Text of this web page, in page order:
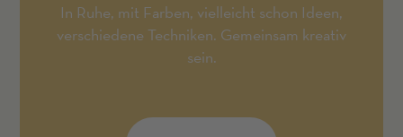
In Ruhe, mit Farben, vielleicht schon Ideen,
verschiedene Techniken. Gemeinsam kreativ
sein.